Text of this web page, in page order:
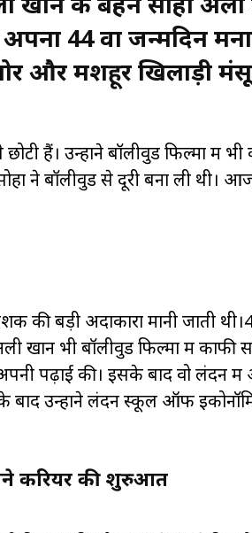
44 वा जन्मदिन मना
और मशहूर खिलाड़ी
हैं। उन्होंने बॉलीवुड फिल्मों में
ने बॉलीवुड से दूरी बना ली थी।
की बड़ी अदाकारा मानी जाती
खान भी बॉलीवुड फिल्मों में काफी
पढ़ाई की। इसके बाद वो लंदन में
बाद उन्होंने लंदन स्कूल ऑफ
करियर की शुरुआत